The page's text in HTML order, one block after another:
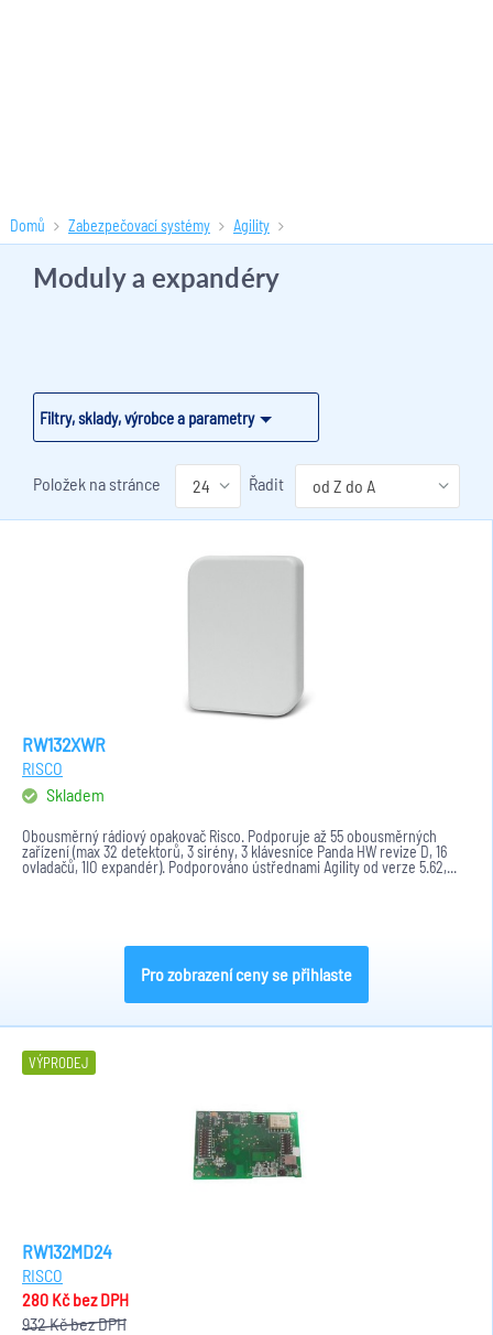
Domů Zabezpečovací systémy Agility
Moduly a expandéry
Filtry, sklady, výrobce a parametry
Moduly a expandéry
Položek na stránce Řadit
RW132XWR
RISCO
Skladem
Obousměrný rádiový opakovač Risco. Podporuje až 55 obousměrných
zařízení (max 32 detektorů, 3 sirény, 3 klávesnice Panda HW revize D, 16
ovladačů, 1IO expandér). Podporováno ústřednami Agility od verze 5.62,...
Pro zobrazení ceny se přihlaste
VÝPRODEJ
RW132MD24
RISCO
280 Kčbez DPH
932 Kčbez DPH